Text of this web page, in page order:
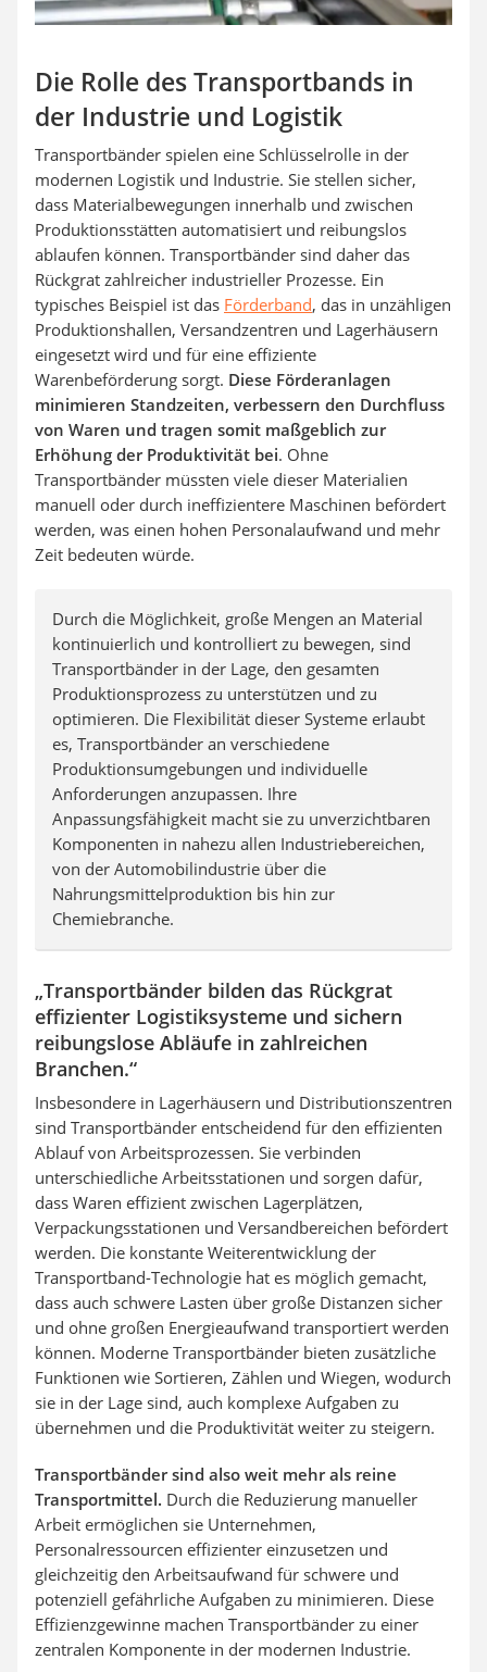
Die Rolle des Transportbands in
der Industrie und Logistik
Transportbänder spielen eine Schlüsselrolle in der
modernen Logistik und Industrie. Sie stellen sicher,
dass Materialbewegungen innerhalb und zwischen
Produktionsstätten automatisiert und reibungslos
ablaufen können. Transportbänder sind daher das
Rückgrat zahlreicher industrieller Prozesse. Ein
typisches Beispiel ist das Förderband, das in unzähligen
Produktionshallen, Versandzentren und Lagerhäusern
eingesetzt wird und für eine effiziente
Warenbeförderung sorgt. Diese Förderanlagen
minimieren Standzeiten, verbessern den Durchfluss
von Waren und tragen somit maßgeblich zur
Erhöhung der Produktivität bei. Ohne
Transportbänder müssten viele dieser Materialien
manuell oder durch ineffizientere Maschinen befördert
werden, was einen hohen Personalaufwand und mehr
Zeit bedeuten würde.
Durch die Möglichkeit, große Mengen an Material
kontinuierlich und kontrolliert zu bewegen, sind
Transportbänder in der Lage, den gesamten
Produktionsprozess zu unterstützen und zu
optimieren. Die Flexibilität dieser Systeme erlaubt
es, Transportbänder an verschiedene
Produktionsumgebungen und individuelle
Anforderungen anzupassen. Ihre
Anpassungsfähigkeit macht sie zu unverzichtbaren
Komponenten in nahezu allen Industriebereichen,
von der Automobilindustrie über die
Nahrungsmittelproduktion bis hin zur
Chemiebranche.
„Transportbänder bilden das Rückgrat
effizienter Logistiksysteme und sichern
reibungslose Abläufe in zahlreichen
Branchen.“
Insbesondere in Lagerhäusern und Distributionszentren
sind Transportbänder entscheidend für den effizienten
Ablauf von Arbeitsprozessen. Sie verbinden
unterschiedliche Arbeitsstationen und sorgen dafür,
dass Waren effizient zwischen Lagerplätzen,
Verpackungsstationen und Versandbereichen befördert
werden. Die konstante Weiterentwicklung der
Transportband-Technologie hat es möglich gemacht,
dass auch schwere Lasten über große Distanzen sicher
und ohne großen Energieaufwand transportiert werden
können. Moderne Transportbänder bieten zusätzliche
Funktionen wie Sortieren, Zählen und Wiegen, wodurch
sie in der Lage sind, auch komplexe Aufgaben zu
übernehmen und die Produktivität weiter zu steigern.
Transportbänder sind also weit mehr als reine
Transportmittel. Durch die Reduzierung manueller
Arbeit ermöglichen sie Unternehmen,
Personalressourcen effizienter einzusetzen und
gleichzeitig den Arbeitsaufwand für schwere und
potenziell gefährliche Aufgaben zu minimieren. Diese
Effizienzgewinne machen Transportbänder zu einer
zentralen Komponente in der modernen Industrie.